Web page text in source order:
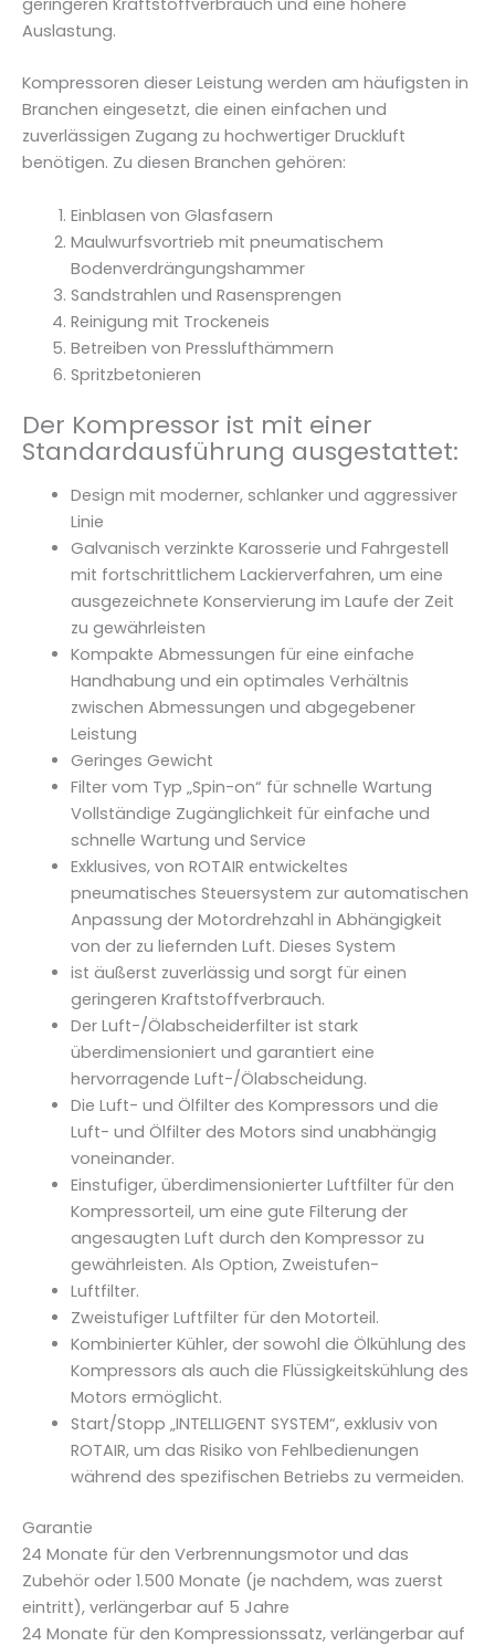
geringeren Kraftstoffverbrauch und eine höhere
Auslastung.
Kompressoren dieser Leistung werden am häufigsten in
Branchen eingesetzt, die einen einfachen und
zuverlässigen Zugang zu hochwertiger Druckluft
benötigen. Zu diesen Branchen gehören:
Einblasen von Glasfasern
Maulwurfsvortrieb mit pneumatischem
Bodenverdrängungshammer
Sandstrahlen und Rasensprengen
Reinigung mit Trockeneis
Betreiben von Presslufthämmern
Spritzbetonieren
Der Kompressor ist mit einer
Standardausführung ausgestattet:
Design mit moderner, schlanker und aggressiver
Linie
Galvanisch verzinkte Karosserie und Fahrgestell
mit fortschrittlichem Lackierverfahren, um eine
ausgezeichnete Konservierung im Laufe der Zeit
zu gewährleisten
Kompakte Abmessungen für eine einfache
Handhabung und ein optimales Verhältnis
zwischen Abmessungen und abgegebener
Leistung
Geringes Gewicht
Filter vom Typ „Spin-on“ für schnelle Wartung
Vollständige Zugänglichkeit für einfache und
schnelle Wartung und Service
Exklusives, von ROTAIR entwickeltes
pneumatisches Steuersystem zur automatischen
Anpassung der Motordrehzahl in Abhängigkeit
von der zu liefernden Luft. Dieses System
ist äußerst zuverlässig und sorgt für einen
geringeren Kraftstoffverbrauch.
Der Luft-/Ölabscheiderfilter ist stark
überdimensioniert und garantiert eine
hervorragende Luft-/Ölabscheidung.
Die Luft- und Ölfilter des Kompressors und die
Luft- und Ölfilter des Motors sind unabhängig
voneinander.
Einstufiger, überdimensionierter Luftfilter für den
Kompressorteil, um eine gute Filterung der
angesaugten Luft durch den Kompressor zu
gewährleisten. Als Option, Zweistufen-
Luftfilter.
Zweistufiger Luftfilter für den Motorteil.
Kombinierter Kühler, der sowohl die Ölkühlung des
Kompressors als auch die Flüssigkeitskühlung des
Motors ermöglicht.
Start/Stopp „INTELLIGENT SYSTEM“, exklusiv von
ROTAIR, um das Risiko von Fehlbedienungen
während des spezifischen Betriebs zu vermeiden.
Garantie
24 Monate für den Verbrennungsmotor und das
Zubehör oder 1.500 Monate (je nachdem, was zuerst
eintritt), verlängerbar auf 5 Jahre
24 Monate für den Kompressionssatz, verlängerbar auf